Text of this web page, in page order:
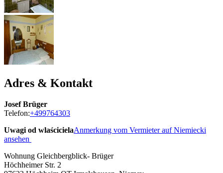
Adres & Kontakt
Josef Brüger
Telefon:+499764303
Uwagi od wlaścicielaAnmerkung vom Vermieter auf Niemiecki
ansehen
Wohnung Gleichbergblick- Brüger
Höchheimer Str. 2